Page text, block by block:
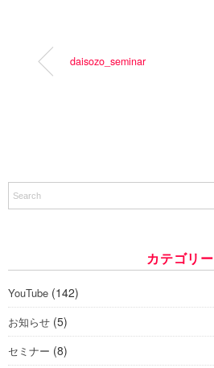
daisozo_seminar
カテゴリー
YouTube (142)
お知らせ (5)
セミナー (8)